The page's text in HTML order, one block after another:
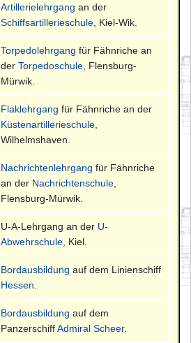
Artillerielehrgang an der
Schiffsartillerieschule , Kiel-Wik.
Torpedolehrgang für Fähnriche an
derTorpedoschule , Flensburg-
Mürwik.
Flaklehrgang für Fähnriche an der
Küstenartillerieschule
Wilhelmshaven.
Nachrichtenlehrgang für Fähnriche
an der Nachrichtenschule
Flensburg-Mürwik.
U-A-Lehrgang an der U-
Abwehrschule , Kiel.
Bordausbildung auf dem Linienschiff
Hessen
Bordausbildung auf dem
PanzerschiffAdmiral Scheer.